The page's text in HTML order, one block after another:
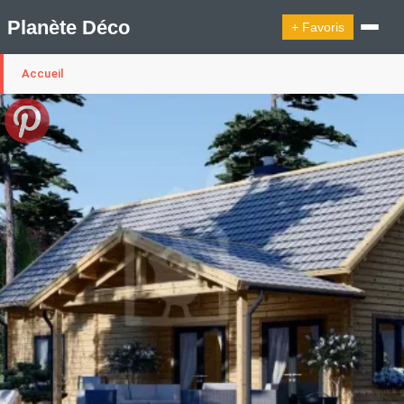
Planète Déco + Favoris
🛍︎ Shop Planète Déco ℹ︎ À propos
Appartement Design
Cabanes
Decoration Noël
Design Suédois En Quelques Photos
Idées Déco En 10 Photos
La Semaine Décoration Et Design
Maison En Ville
Méli-Mélo Suédois
Publi Reportage
Tendance
Interieurs Scandinaves
La Décoration Selon Votre Signe Astrologique
Les Trouvailles Déco Du Jour
Loft
Maison Appartement Écologique
Maison Container/container House
Maison D'hôtes
Maison Et Appartement Vintage
On Décode La Déco
Accueil